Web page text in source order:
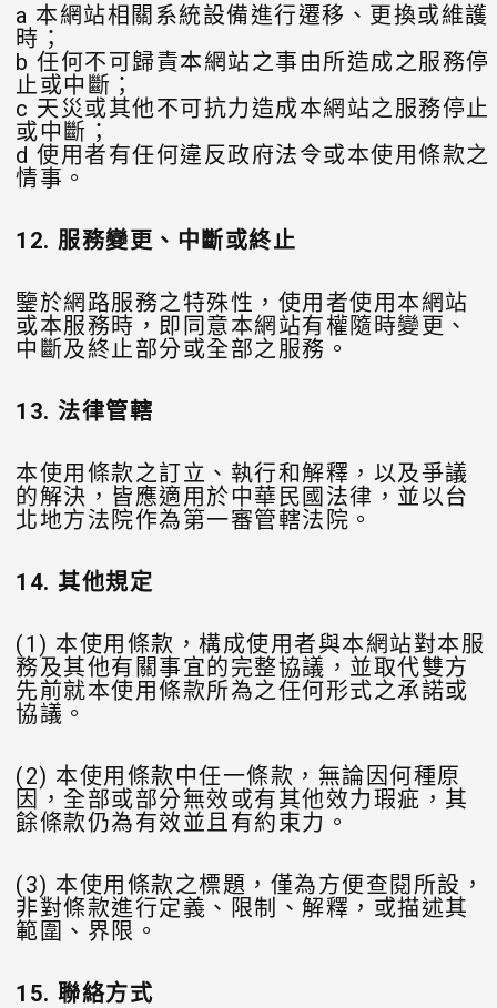
a 本網站相關系統設備進行遷移、更換或維護
時；
b 任何不可歸責本網站之事由所造成之服務停
止或中斷；
c 天災或其他不可抗力造成本網站之服務停止
或中斷；
d 使用者有任何違反政府法令或本使用條款之
情事。
12.服務變更、中斷或終止
鑒於網路服務之特殊性，使用者使用本網站
或本服務時，即同意本網站有權隨時變更、
中斷及終止部分或全部之服務。
13. 法律管轄
本使用條款之訂立、執行和解釋，以及爭議
的解決，皆應適用於中華民國法律，並以台
北地方法院作為第一審管轄法院。
14.其他規定
(1) 本使用條款，構成使用者與本網站對本服
務及其他有關事宜的完整協議，並取代雙方
先前就本使用條款所為之任何形式之承諾或
協議。
(2) 本使用條款中任一條款，無論因何種原
因，全部或部分無效或有其他效力瑕疵，其
餘條款仍為有效並且有約束力。
(3) 本使用條款之標題，僅為方便查閱所設，
非對條款進行定義、限制、解釋，或描述其
範圍、界限。
15. 聯絡方式